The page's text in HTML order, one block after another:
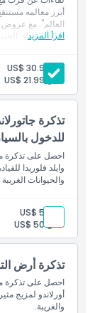
سياسة الأطفال
ساعات العمل
ما يجب معرفته
الموقع
كيفية الاسترداد
أبرز معالمه
العالم". مع عروض
مثالياً لعشاق
اقرأ المزيد
بالغ:
US$ 30.99
طفل: US$ 21.99
تذكرة
للدخول
احصل على تذكرة
وايلد فلوريدا
والحيوانات
بالغ:
US$ 55
طفل:US$ 50
تذكرة أرض
احصل على تذكرة
أورلاندو لمزيج
والغريبة.